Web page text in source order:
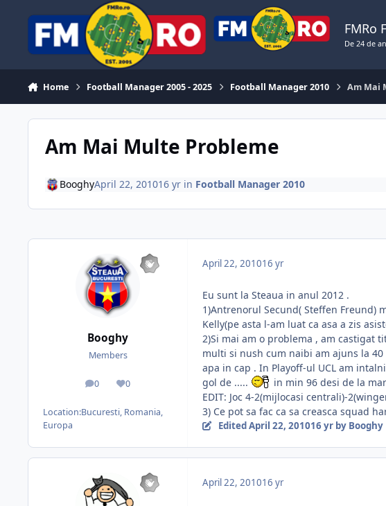
FMRo
De 24 de
Home Football Manager 2005 - 2025 Football Manager 2010 Am Mai
Am Mai Multe Probleme
BooghyApril 22, 201016 yrin Football Manager 2010
Booghy
Members
0
posts 0
Reputation
Location:Bucuresti, Romania,
Europa
April 22, 201016 yr
Eu sunt la Steaua in anul 2012 .
1)Antrenorul Secund( Steffen Freund)
Kelly(pe asta l-am luat ca asa a zis
2)Si mai am o problema , am castigat
multi si nush cum naibi am ajuns la
apa in cap . In Playoff-ul UCL am
gol de .....
in min 96 desi de la
EDIT: Joc 4-2(mijlocasi centrali)-
3) Ce pot sa fac ca sa creasca squad
EditedApril 22, 201016 yrby Booghy
April 22, 201016 yr